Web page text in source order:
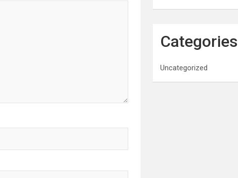
Categories
Uncategorized